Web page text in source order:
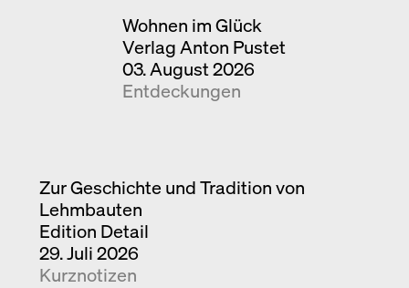
Wohnen im Glück
Verlag Anton Pustet
03. August 2026
Entdeckungen
Zur Geschichte und Tradition von
Lehmbauten
Edition Detail
29. Juli 2026
Kurznotizen